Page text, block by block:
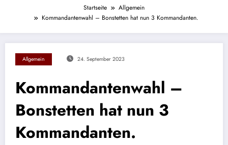
Startseite
Allgemein
Kommandantenwahl – Bonstetten hat nun 3 Kommandanten.
Allgemein 24. September 2023
Kommandantenwahl –
Bonstetten hat nun 3
Kommandanten.